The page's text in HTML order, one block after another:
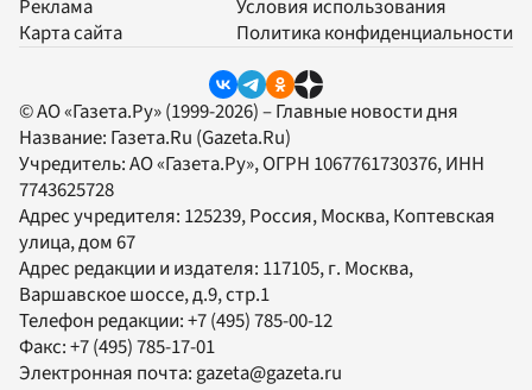
Реклама
Карта сайта
Условия использования
Политика конфиденциальности
© АО «Газета.Ру» (1999-2026) – Главные новости дня
Название: Газета.Ru (Gazeta.Ru)
Учредитель:АО «Газета.Ру», ОГРН 1067761730376, ИНН
7743625728
Адрес учредителя: 125239, Россия, Москва, Коптевская
улица, дом 67
Адрес редакции и издателя: 117105, г. Москва,
Варшавское шоссе, д.9, стр.1
Телефон редакции:+7 (495) 785-00-12
Факс:+7 (495) 785-17-01
Электронная почта:gazeta@gazeta.ru